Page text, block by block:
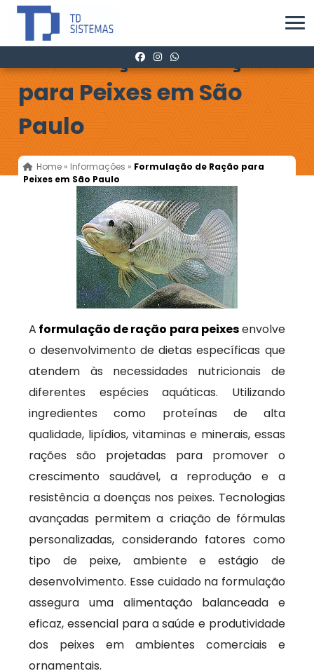
Formulação de Ração
para Peixes em São
Paulo
Home » Informações » Formulação de Ração para
Peixes em São Paulo
A formulação de ração para peixesenvolve
o desenvolvimento de dietas específicas que
atendem às necessidades nutricionais de
diferentes espécies aquáticas. Utilizando
ingredientes como proteínas de alta
qualidade, lipídios, vitaminas e minerais, essas
rações são projetadas para promover o
crescimento saudável, a reprodução e a
resistência a doenças nos peixes. Tecnologias
avançadas permitem a criação de fórmulas
personalizadas, considerando fatores como
tipo de peixe, ambiente e estágio de
desenvolvimento. Esse cuidado na formulação
assegura uma alimentação balanceada e
eficaz, essencial para a saúde e produtividade
dos peixes em ambientes comerciais e
ornamentais.